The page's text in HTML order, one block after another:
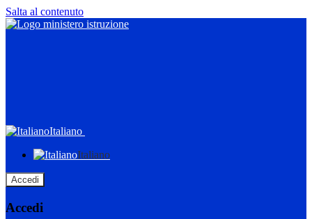
Salta al contenuto
Italiano
Italiano
Accedi
Accedi